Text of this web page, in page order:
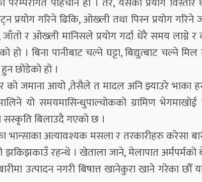
गरिने ढिकि, ओख्ली तथा पिस्न प्रयोग गरिने
र ओख्ली मानिसले प्रयोग गर्दा धेरै समय लाग्ने र
। बिना पानीबाट चल्ने घट्टा, बिद्युत्बाट चल्ने मिल
छोडेको हो ।
को जमाना आयो ,तेसैले त मादल अनि झ्याउरे भाका
यो समयमासिन्धुपाल्चोकको ग्रामिण
बिलाउदै गएको छ ।
अत्यावश्यक मसला र तरकारीहरु करेसा
झकिझकाउँ रहन्थे । खेताला जाने, मेलापात अर्मपर्मको
उत्पादन नगरी बिषात्त खानेकुरा खाने गरेका छौँ